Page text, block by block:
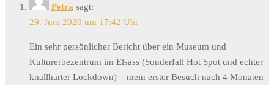
Petra sagt:
29. Juni 2020 um 17:42 Uhr
Ein sehr persönlicher Bericht über ein Museum und
Kulturerbezentrum im Elsass (Sonderfall Hot Spot und echter
knallharter Lockdown) – mein erster Besuch nach 4 Monaten